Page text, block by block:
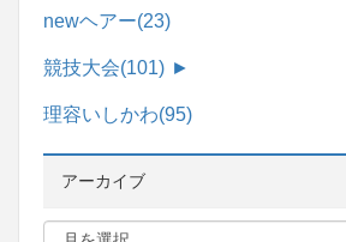
newヘアー(23)
競技大会(101) ►
理容いしかわ(95)
アーカイブ